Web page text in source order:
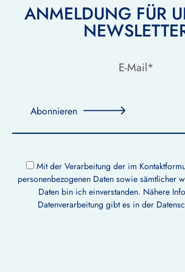
ANMELDUNG FÜR
Abonnieren
Mit der Verarbeitung der im
personenbezogenen Daten sowie sämtlicher
Daten bin ich einverstanden. Nähere
Datenverarbeitung gibt es in der